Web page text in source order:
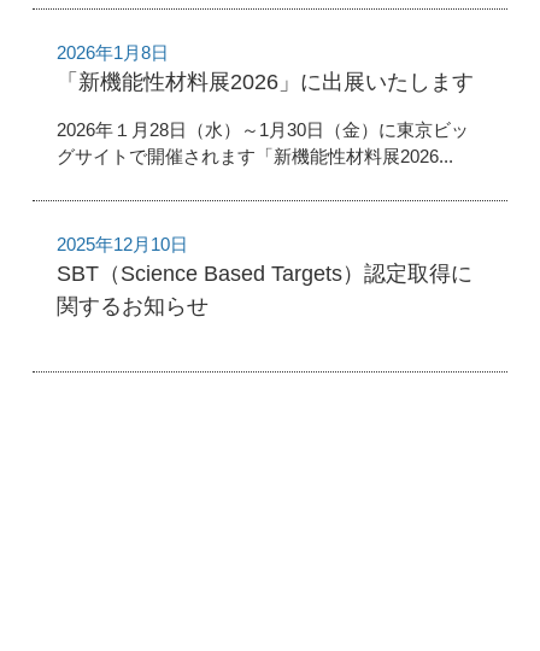
2026年1月8日
「新機能性材料展2026」に出展いたします
2026年１月28日（水）～1月30日（金）に東京ビッ
グサイトで開催されます「新機能性材料展2026...
2025年12月10日
SBT（Science Based Targets）認定取得に
関するお知らせ